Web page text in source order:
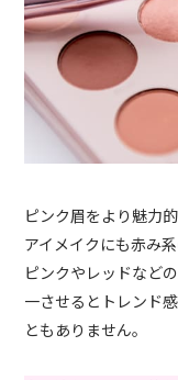
ピンク眉をより魅力
アイメイクにも赤み
ピンクやレッドなど
一させるとトレンド
ともありません。